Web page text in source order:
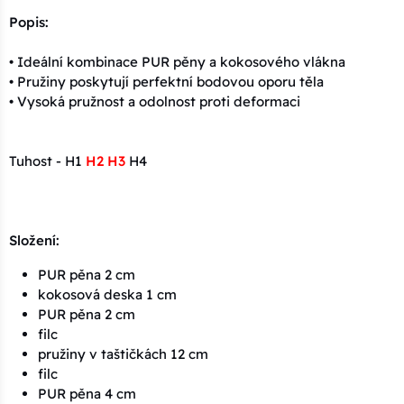
Popis:
• Ideální kombinace PUR pěny a kokosového vlákna
• Pružiny poskytují perfektní bodovou oporu těla
• Vysoká pružnost a odolnost proti deformaci
Tuhost - H1 H2 H3 H4
Složení:
PUR pěna 2 cm
kokosová deska 1 cm
PUR pěna 2 cm
filc
pružiny v taštičkách 12 cm
filc
PUR pěna 4 cm